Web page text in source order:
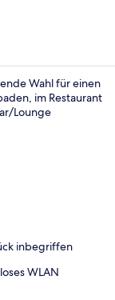
Wahl für einen
im Restaurant
Lounge
inbegriffen
WLAN